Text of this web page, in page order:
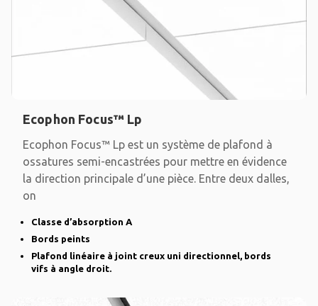
Ecophon Focus™ Lp
Ecophon Focus™ Lp est un système de plafond à
ossatures semi-encastrées pour mettre en évidence
la direction principale d’une pièce. Entre deux dalles,
on
Classe d’absorption A
Bords peints
Plafond linéaire à joint creux uni directionnel, bords
vifs à angle droit.